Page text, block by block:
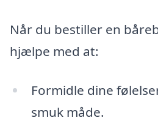
Når du bestiller en
hjælpe med at:
Formidle dine
smuk måde.